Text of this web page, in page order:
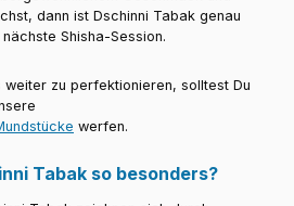
dann ist Dschinni Tabak genau
Shisha-Session.
weiter zu perfektionieren, solltest Du
werfen.
Tabak so besonders?